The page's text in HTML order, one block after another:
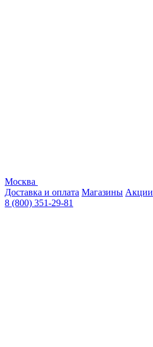
Москва
Доставка и оплата Магазины Акции
8 (800) 351-29-81